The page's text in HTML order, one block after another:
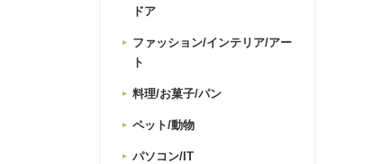
ドア
ファッション/インテリア/アー
ト
料理/お菓子/パン
ペット/動物
パソコン/IT